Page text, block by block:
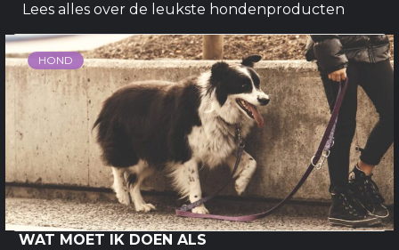
Lees alles over de leukste hondenproducten
HOND
WAT MOET IK DOEN ALS